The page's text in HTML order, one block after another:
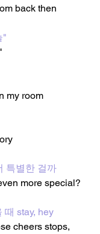
back then
"
my room
특별한 걸까
more special?
때 stay, hey
cheers stops,